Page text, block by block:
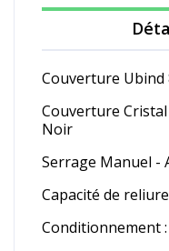
Couverture Ubind
Couverture
Noir
Serrage Manuel -
Capacité de
Conditionnement :